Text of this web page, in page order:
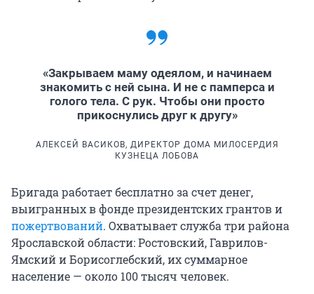
«Закрываем маму одеялом, и начинаем
знакомить с ней сына. И не с памперса и
голого тела. С рук. Чтобы они просто
прикоснулись друг к другу»
АЛЕКСЕЙ ВАСИКОВ, ДИРЕКТОР ДОМА МИЛОСЕРДИЯ
КУЗНЕЦА ЛОБОВА
Бригада работает бесплатно за счет денег,
выигранных в фонде президентских грантов и
пожертвований. Охватывает служба три района
Ярославской области: Ростовский, Гаврилов-
Ямский и Борисоглебский, их суммарное
население — около 100 тысяч человек.